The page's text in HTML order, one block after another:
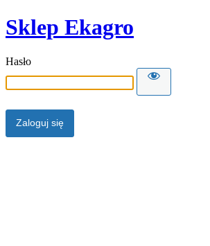
Sklep Ekagro
Hasło